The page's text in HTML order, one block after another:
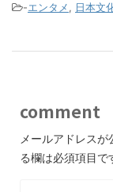
-エンタメ, 日本文
comment
メールアドレスが
る欄は必須項目で